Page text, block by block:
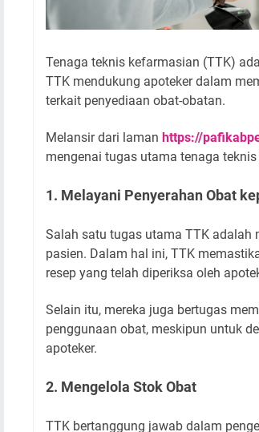
Tenaga teknis kefarmasian (TTK)
TTK mendukung apoteker dalam
terkait penyediaan obat-obatan.
Melansir dari laman https://
mengenai tugas utama tenaga
1. Melayani Penyerahan Obat
Salah satu tugas utama TTK adalah
pasien. Dalam hal ini, TTK
resep yang telah diperiksa oleh
Selain itu, mereka juga bertugas
penggunaan obat, meskipun untuk
apoteker.
2. Mengelola Stok Obat
TTK bertanggung jawab dalam